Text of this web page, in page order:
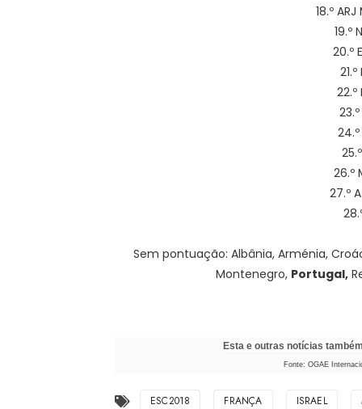
18.º
19.º
20.º
26.º
27.º
Sem pontuação: Albânia, Arménia,
Montenegro, Portugal,
Esta e outras notícias
Fonte: OGAE
ESC2018 FRANÇA ISRAEL